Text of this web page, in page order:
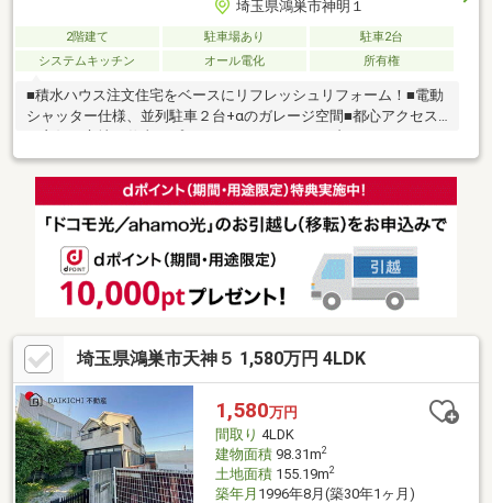
埼玉県鴻巣市神明１
2階建て 駐車場あり
駐車2台
システムキッチン
オール電化 所有権
■積水ハウス注文住宅をベースにリフレッシュリフォーム！■電動
シャッター仕様、並列駐車２台+αのガレージ空間■都心アクセス
埼玉県鴻巣市天神５ 1,580万円 4LDK
1,580万円
間取り 4LDK
建物面積98.31m2
土地面積155.19m2
築年月 1996年8月(築30年1ヶ月)